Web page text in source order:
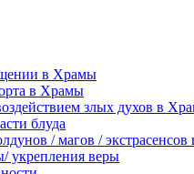
в Храмы
в Храмы
злых духов в
блуда
/ магов /
укрепления веры